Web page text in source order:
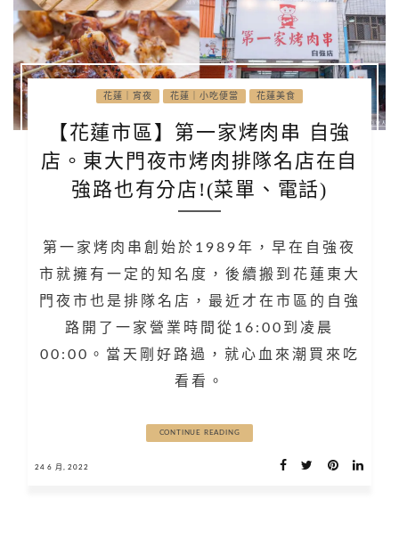
花蓮｜宵夜 花蓮｜小吃便當 花蓮美食
【花蓮市區】第一家烤肉串 自強
店。東大門夜市烤肉排隊名店在自
強路也有分店!(菜單、電話)
第一家烤肉串創始於1989年，早在自強夜
市就擁有一定的知名度，後續搬到花蓮東大
門夜市也是排隊名店，最近才在市區的自強
路開了一家營業時間從16:00到凌晨
00:00。當天剛好路過，就心血來潮買來吃
看看。
CONTINUE READING
24 6 月, 2022